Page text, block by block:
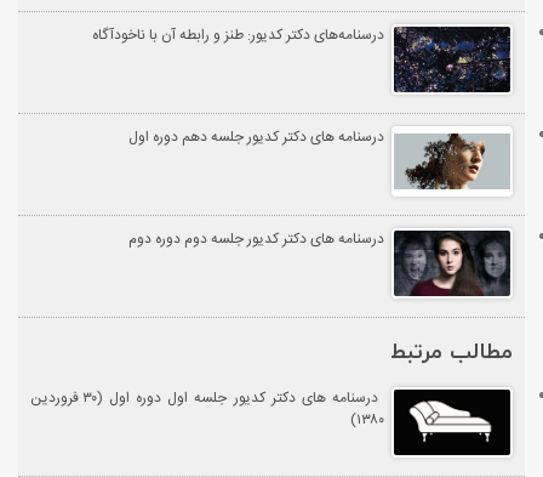
درسنامه‌های دکتر کدیور: طنز و رابطه آن با ناخودآگاه
درسنامه های دکتر کدیور جلسه دهم دوره اول
درسنامه های دکتر کدیور جلسه دوم دوره دوم
مطالب مرتبط
درسنامه های دکتر کدیور جلسه اول دوره اول (۳۰ فروردین
۱۳۸۰)